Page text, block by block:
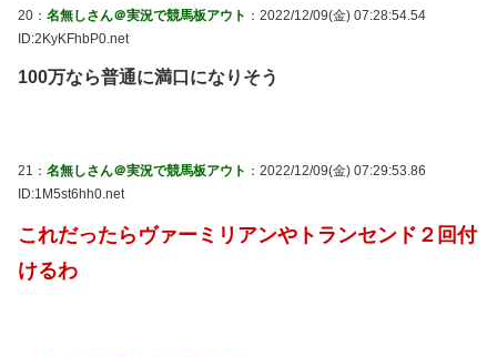
20： 名無しさん＠実況で競馬板アウト ：2022/12/09(金) 07:28:54.54
ID:2KyKFhbP0.net
100万なら普通に満口になりそう
21： 名無しさん＠実況で競馬板アウト ：2022/12/09(金) 07:29:53.86
ID:1M5st6hh0.net
これだったらヴァーミリアンやトランセンド２回付
けるわ